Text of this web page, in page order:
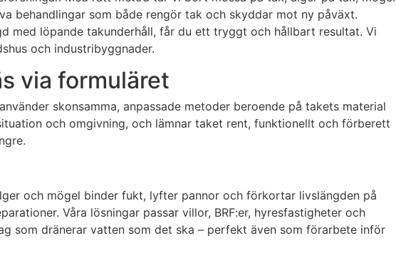
behandlingar som både rengör tak och skyddar mot ny påväxt.
med löpande takunderhåll, får du ett tryggt och hållbart resultat. Vi
och industribyggnader.
via formuläret
skonsamma, anpassade metoder beroende på takets material
och omgivning, och lämnar taket rent, funktionellt och förberett
och mögel binder fukt, lyfter pannor och förkortar livslängden på
Våra lösningar passar villor, BRF:er, hyresfastigheter och
som dränerar vatten som det ska – perfekt även som förarbete inför